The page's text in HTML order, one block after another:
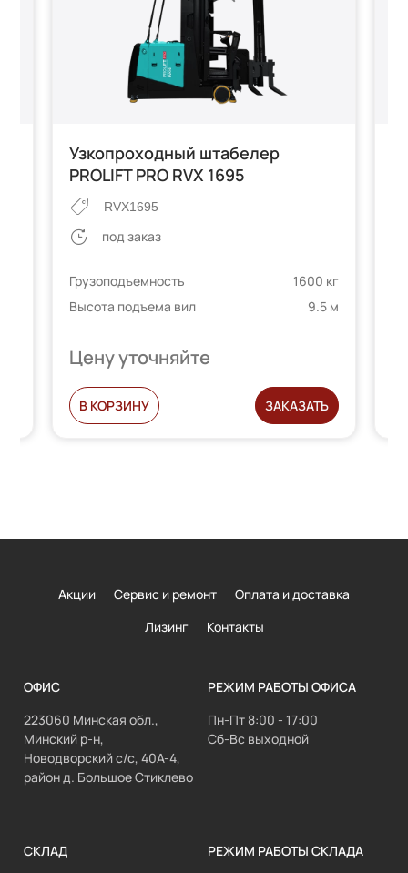
Узкопроходный штабелер
PROLIFT PRO RVX 1695
RVX1695
под заказ
Грузоподъемность
1600 кг
Высота подъема вил
9.5 м
Цену уточняйте
В КОРЗИНУ ЗАКАЗАТЬ
Акции Сервис и ремонт
Оплата и доставка
Лизинг
Контакты
ОФИС
223060 Минская обл.,
Минский р-н,
Новодворский с/с, 40А-4,
район д. Большое Стиклево
РЕЖИМ РАБОТЫ ОФИСА
Пн-Пт 8:00 - 17:00
Сб-Вс выходной
СКЛАД
РЕЖИМ РАБОТЫ СКЛАДА